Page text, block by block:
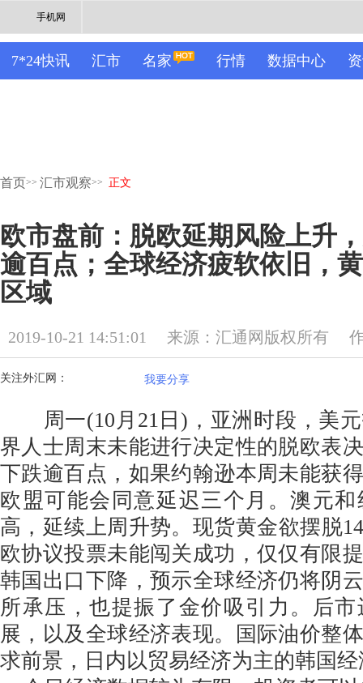
手机网
7*24快讯 汇市 名家 行情 数据中心
首页>> 汇市观察>> 正文
欧市盘前：脱欧延期风险上升
逾百点；全球经济疲软依旧，
区域
2019-10-21 14:51:01 来源：汇通网版权所有
关注外汇网： 我要分享
周一(10月21日)，亚洲时段，美元
界人士周末未能进行决定性的脱欧表
下跌逾百点，如果约翰逊本周未能获
欧盟可能会同意延迟三个月。澳元
高，延续上周升势。现货黄金欲摆脱
欧协议投票未能闯关成功，仅仅有限
韩国出口下降，预示全球经济仍将阴
所承压，也提振了金价吸引力。后
展，以及全球经济表现。国际油价整
求前景，日内以贸易经济为主的韩国